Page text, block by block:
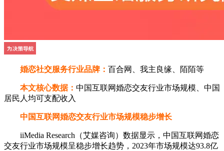
婚恋社交服务行业品牌： 百合网、我主良缘、陌陌等
本文核心数据： 中国互联网婚恋交友行业市场规模、中国
居民人均可支配收入
中国互联网婚恋交友行业市场规模稳步增长
iiMedia Research（艾媒咨询）数据显示，中国互联网婚恋
交友行业市场规模呈稳步增长趋势，2023年市场规模达93.8亿